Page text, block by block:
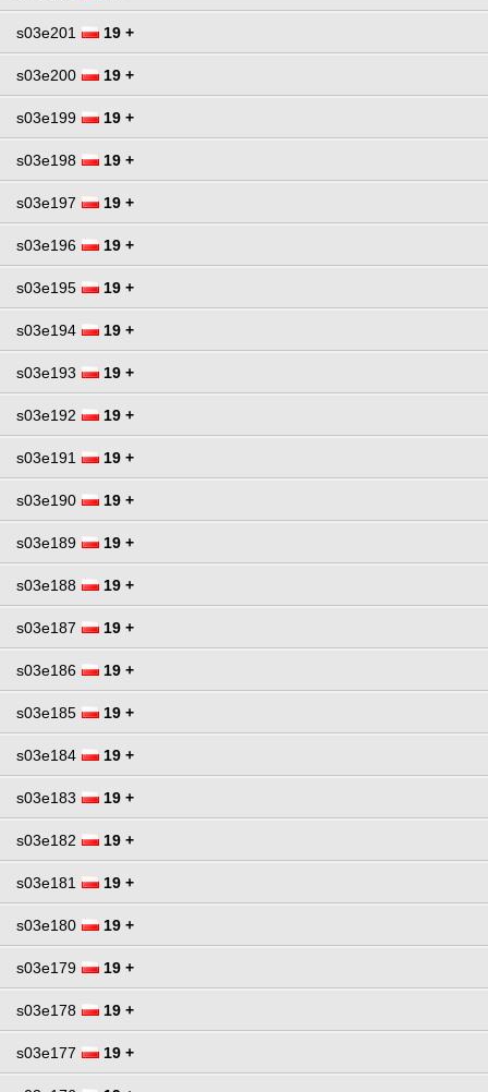
s03e201 19 +
s03e200 19 +
s03e199 19 +
s03e198 19 +
s03e197 19 +
s03e196 19 +
s03e195 19 +
s03e194 19 +
s03e193 19 +
s03e192 19 +
s03e191 19 +
s03e190 19 +
s03e189 19 +
s03e188 19 +
s03e187 19 +
s03e186 19 +
s03e185 19 +
s03e184 19 +
s03e183 19 +
s03e182 19 +
s03e181 19 +
s03e180 19 +
s03e179 19 +
s03e178 19 +
s03e177 19 +